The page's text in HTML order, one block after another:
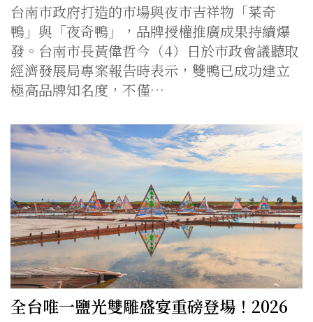
台南市政府打造的市場與夜市吉祥物「菜奇
鴨」與「夜奇鴨」，品牌授權推廣成果持續爆
發。台南市長黃偉哲今（4）日於市政會議聽取
經濟發展局專案報告時表示，雙鴨已成功建立
極高品牌知名度，不僅…
全台唯一鹽光雙雕盛宴重磅登場！2026